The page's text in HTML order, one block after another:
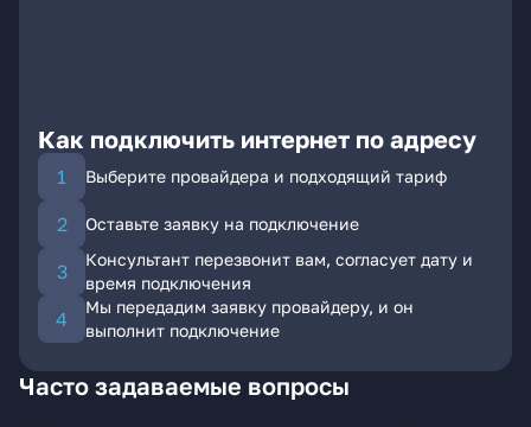
Как подключить интернет по адресу
Выберите провайдера и подходящий тариф
Оставьте заявку на подключение
Консультант перезвонит вам, согласует дату и
время подключения
Мы передадим заявку провайдеру, и он
выполнит подключение
Часто задаваемые вопросы